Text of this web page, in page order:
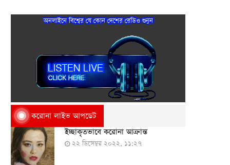
অনলাইনে বিশ্বের যে কোন দেশের রেডিও শুনুন
করোনা লাইভ আপডেট
ইচ্ছাকৃতভাবে করোনা আক্রান্ত
২২ ডিসেম্বর ২০২২, ১১:২৭